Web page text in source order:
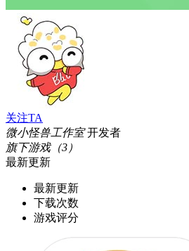
关注TA
微小怪兽工作室 开发者
旗下游戏（3）
最新更新
最新更新
下载次数
游戏评分